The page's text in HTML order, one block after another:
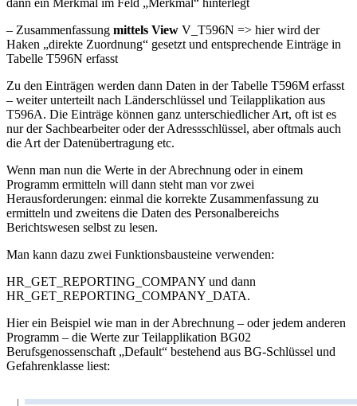
dann ein Merkmal im Feld „Merkmal“ hinterlegt
– Zusammenfassung mittels View V_T596N => hier wird der
Haken „direkte Zuordnung“ gesetzt und entsprechende Einträge in
Tabelle T596N erfasst
Zu den Einträgen werden dann Daten in der Tabelle T596M erfasst
– weiter unterteilt nach Länderschlüssel und Teilapplikation aus
T596A. Die Einträge können ganz unterschiedlicher Art, oft ist es
nur der Sachbearbeiter oder der Adressschlüssel, aber oftmals auch
die Art der Datenübertragung etc.
Wenn man nun die Werte in der Abrechnung oder in einem
Programm ermitteln will dann steht man vor zwei
Herausforderungen: einmal die korrekte Zusammenfassung zu
ermitteln und zweitens die Daten des Personalbereichs
Berichtswesen selbst zu lesen.
Man kann dazu zwei Funktionsbausteine verwenden:
HR_GET_REPORTING_COMPANY und dann
HR_GET_REPORTING_COMPANY_DATA.
Hier ein Beispiel wie man in der Abrechnung – oder jedem anderen
Programm – die Werte zur Teilapplikation BG02
Berufsgenossenschaft „Default“ bestehend aus BG-Schlüssel und
Gefahrenklasse liest: